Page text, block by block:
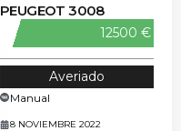
PEUGEOT 3008
12500 €
Averiado
Manual
8 NOVIEMBRE 2022